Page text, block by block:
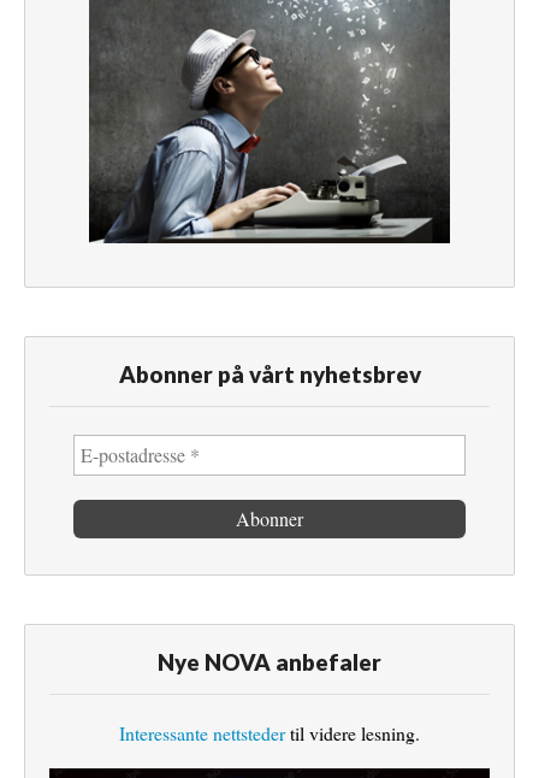
Abonner på vårt nyhetsbrev
Nye NOVA anbefaler
Interessante nettstedertil videre lesning.